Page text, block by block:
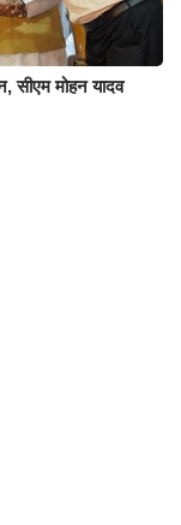
सीएम मोहन यादव